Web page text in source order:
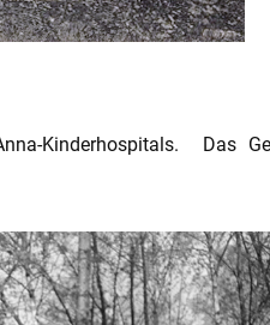
Kinderhospitals. Das